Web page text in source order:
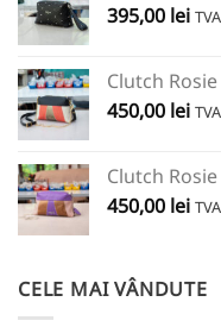
395,00 lei
Clutch
450,00 lei
Clutch
450,00 lei
CELE MAI VÂNDUTE